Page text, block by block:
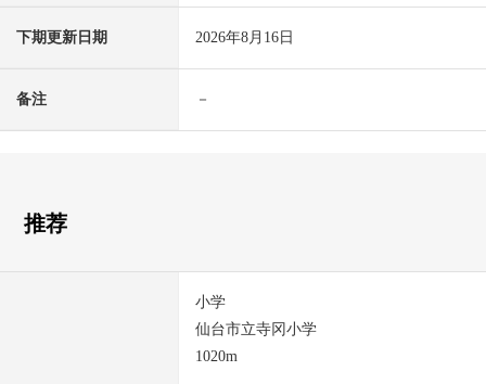
下期更新日期 2026年8月16日
备注 －
推荐
小学
仙台市立寺冈小学
1020m